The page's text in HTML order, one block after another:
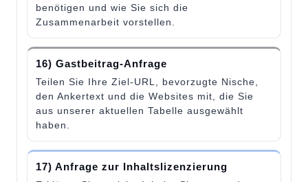
benötigen und wie Sie sich die
Zusammenarbeit vorstellen.
16) Gastbeitrag-Anfrage
Teilen Sie Ihre Ziel-URL, bevorzugte Nische,
den Ankertext und die Websites mit, die Sie
aus unserer aktuellen Tabelle ausgewählt
haben.
17) Anfrage zur Inhaltslizenzierung